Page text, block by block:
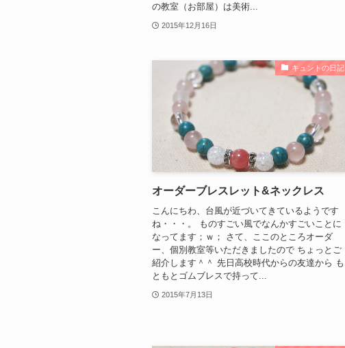
の教室（お部屋）は美術...
2015年12月16日
キュントの日記
オーダーブレスレット&ネックレス
こんにちわ、台風が近づいてきているようです
ね・・・。 ものすごい風でなんかすごいことに
なってます；ｗ； さて、ここのところオーダ
ー、個別教室等いただきましたので ちょっとご
紹介します＾＾ 先日高校時代からの友達から も
ともとゴムブレスで持って...
2015年7月13日